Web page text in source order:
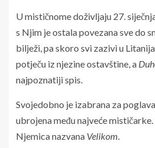
U mističnome doživljaju 27.
s Njim je ostala povezana sve do
bilježi, pa skoro svi zazivi u
potječu iz njezine ostavštine, a
najpoznatiji spis.
Svojedobno je izabrana za
ubrojena među najveće
Njemica nazvana Velikom.